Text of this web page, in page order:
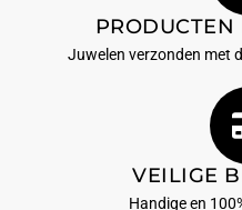
Juwelen verzonden met
VEILIGE
Handige en